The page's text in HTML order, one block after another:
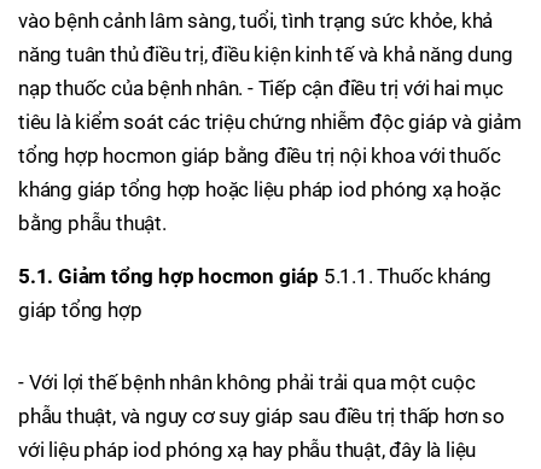
vào bệnh cảnh lâm sàng, tuổi, tình trạng sức khỏe, khả
năng tuân thủ điều trị, điều kiện kinh tế và khả năng dung
nạp thuốc của bệnh nhân. - Tiếp cận điều trị với hai mục
tiêu là kiểm soát các triệu chứng nhiễm độc giáp và giảm
tổng hợp hocmon giáp bằng điều trị nội khoa với thuốc
kháng giáp tổng hợp hoặc liệu pháp iod phóng xạ hoặc
bằng phẫu thuật.
5.1. Giảm tổng hợp hocmon giáp 5.1.1. Thuốc kháng
giáp tổng hợp
- Với lợi thế bệnh nhân không phải trải qua một cuộc
phẫu thuật, và nguy cơ suy giáp sau điều trị thấp hơn so
với liệu pháp iod phóng xạ hay phẫu thuật, đây là liệu